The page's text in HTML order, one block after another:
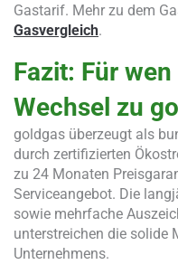
Gastarif. Mehr zu dem
Gasvergleich.
Fazit: Für
Wechsel zu
goldgas überzeugt als
durch zertifizierten
zu 24 Monaten
Serviceangebot. Die
sowie mehrfache
unterstreichen die solide
Unternehmens.